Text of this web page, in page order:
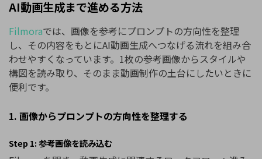
AI動画生成まで進める方法
Filmoraでは、画像を参考にプロンプトの方向性を整理
し、その内容をもとにAI動画生成へつなげる流れを組み合
わせやすくなっています。1枚の参考画像からスタイルや
構図を読み取り、そのまま動画制作の土台にしたいときに
便利です。
1. 画像からプロンプトの方向性を整理する
Step 1: 参考画像を読み込む